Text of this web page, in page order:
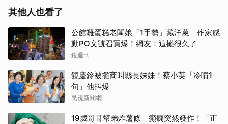
其他人也看了
公館雞蛋糕老闆娘「1手勢」藏洋蔥 作家感
動PO文號召買爆！網友：這攤很久了
鏡週刊
饒慶鈴被攤商叫縣長妹妹！蔡小英「冷噴1
句」他抖爆
民視新聞網
19歲哥哥幫弟炸薯條 癲癇突然發作！「正